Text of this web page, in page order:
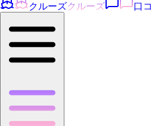
クルーズクルーズ 口